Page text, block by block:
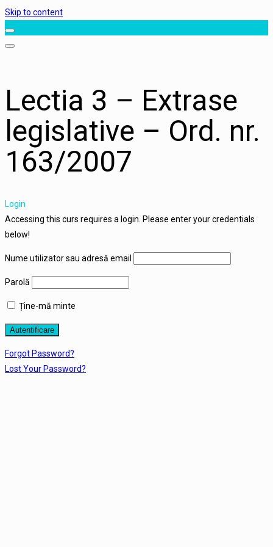
Skip to content
Lectia 3 – Extrase
legislative – Ord. nr.
163/2007
Login
Accessing this curs requires a login. Please enter your credentials
below!
Nume utilizator sau adresă email
Parolă
Ține-mă minte
Forgot Password?
Lost Your Password?